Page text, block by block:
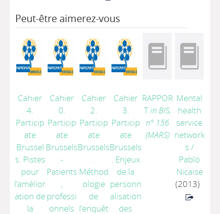
Peut-être aimerez-vous
Cahier
4.
Particip
ate
Brussel
s. Pistes
pour
l’amélior
ation de
la
Cahier
0.
Particip
ate
Brussels
-
Patients
,
professi
onnels
Cahier
2.
Particip
ate
Brussels
.
Méthod
ologie
de
l’enquêt
Cahier
3.
Particip
ate
Brussels
. Enjeux
de la
personn
alisation
des
RAPPOR
Tin BIS,
n° 156
(MARS)
Mental
health
service
network
s /
Pablo
Nicaise
(2013)